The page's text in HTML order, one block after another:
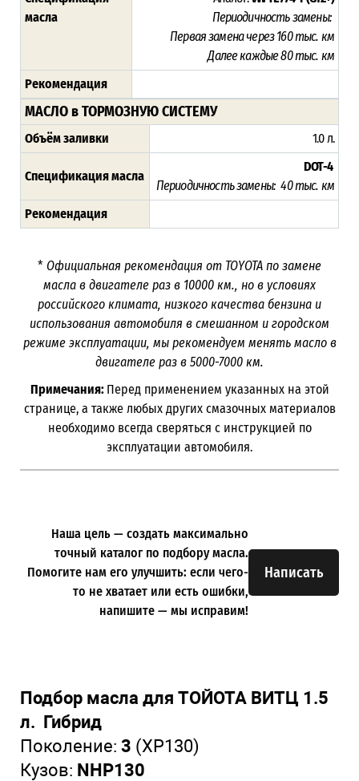
масла
Периодичность замены:
Первая замена через 160 тыс. км
Далее каждые 80 тыс. км
Рекомендация
МАСЛО в ТОРМОЗНУЮ СИСТЕМУ
Объём заливки 1.0 л.
Спецификация масла
DOT-4
Периодичность замены: 40 тыс. км
Рекомендация
* Официальная рекомендация от TOYOTA по замене
масла в двигателе раз в 10000 км., но в условиях
российского климата, низкого качества бензина и
использования автомобиля в смешанном и городском
режиме эксплуатации, мы рекомендуем менять масло в
двигателе раз в 5000-7000 км.
Примечания: Перед применением указанных на этой
странице, а также любых других смазочных материалов
необходимо всегда сверяться с инструкцией по
эксплуатации автомобиля.
Написать
Наша цель — создать максимально
точный каталог по подбору масла.
Помогите нам его улучшить: если чего-
то не хватает или есть ошибки,
напишите — мы исправим!
Подбор масла для ТОЙОТА ВИТЦ 1.5
л. Гибрид
Поколение: 3 (XP130)
Кузов: NHP130